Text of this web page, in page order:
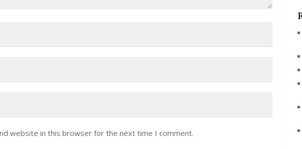
website in this browser for the next time I comment.